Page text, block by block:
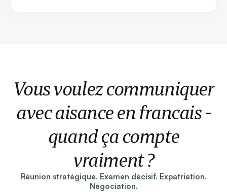
Vous voulez communiquer
avec aisance en francais -
quand ça compte
vraiment ?
Réunion stratégique. Examen décisif. Expatriation.
Négociation.